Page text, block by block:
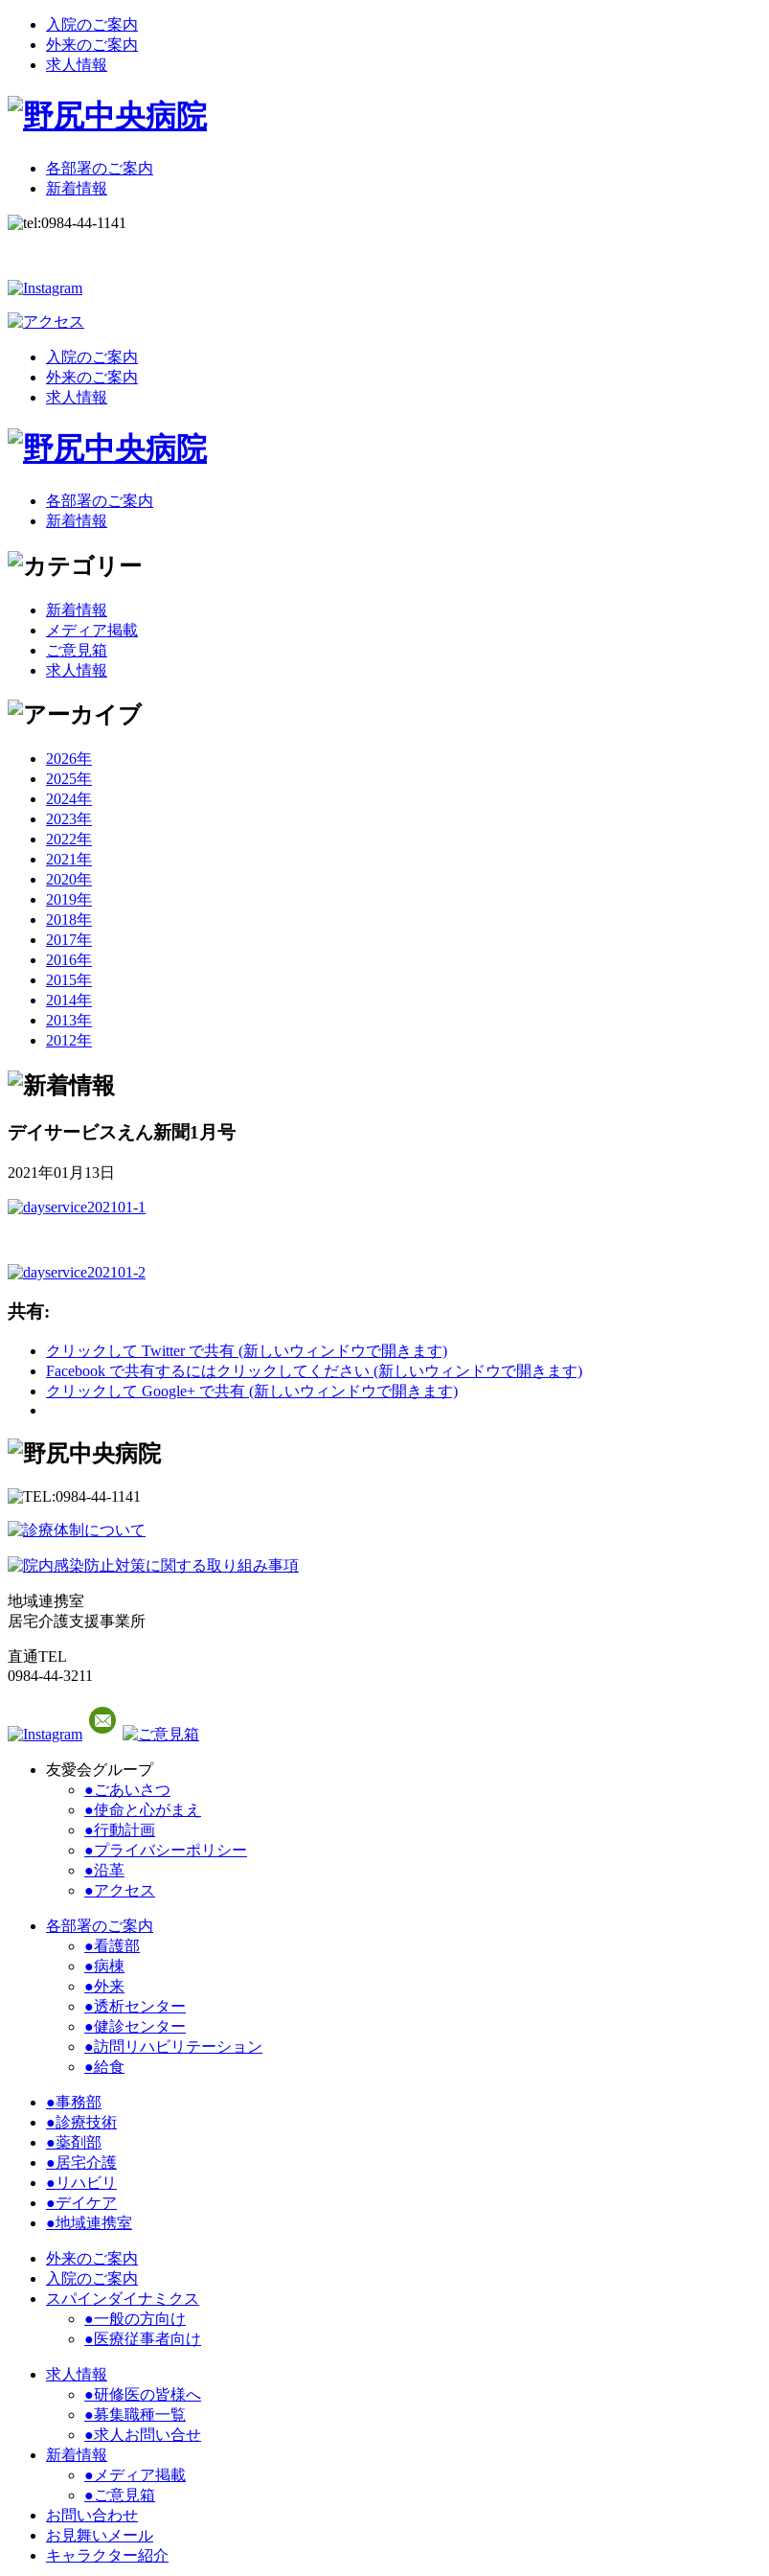
入院のご案内
外来のご案内
求人情報
各部署のご案内
新着情報
入院のご案内
外来のご案内
求人情報
各部署のご案内
新着情報
新着情報
メディア掲載
ご意見箱
求人情報
2026年
2025年
2024年
2023年
2022年
2021年
2020年
2019年
2018年
2017年
2016年
2015年
2014年
2013年
2012年
デイサービスえん新聞1月号
2021年01月13日
共有:
クリックして Twitter で共有 (新しいウィンドウで開きます)
Facebook で共有するにはクリックしてください (新しいウィンドウで開きます)
クリックして Google+ で共有 (新しいウィンドウで開きます)
地域連携室
居宅介護支援事業所
直通TEL
0984-44-3211
友愛会グループ
●ごあいさつ
●使命と心がまえ
●行動計画
●プライバシーポリシー
●沿革
●アクセス
各部署のご案内
●看護部
●病棟
●外来
●透析センター
●健診センター
●訪問リハビリテーション
●給食
●事務部
●診療技術
●薬剤部
●居宅介護
●リハビリ
●デイケア
●地域連携室
外来のご案内
入院のご案内
スパインダイナミクス
●一般の方向け
●医療従事者向け
求人情報
●研修医の皆様へ
●募集職種一覧
●求人お問い合せ
新着情報
●メディア掲載
●ご意見箱
お問い合わせ
お見舞いメール
キャラクター紹介